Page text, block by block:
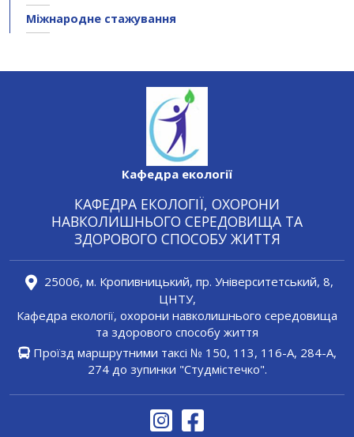
Міжнародне стажування
Кафедра екології
КАФЕДРА ЕКОЛОГІЇ, ОХОРОНИ
НАВКОЛИШНЬОГО СЕРЕДОВИЩА ТА
ЗДОРОВОГО СПОСОБУ ЖИТТЯ
25006, м. Кропивницький, пр. Університетський, 8,
ЦНТУ,
Кафедра екології, охорони навколишнього середовища
та здорового способу життя
Проїзд маршрутними таксі № 150, 113, 116-А, 284-A,
274 до зупинки "Студмістечко".